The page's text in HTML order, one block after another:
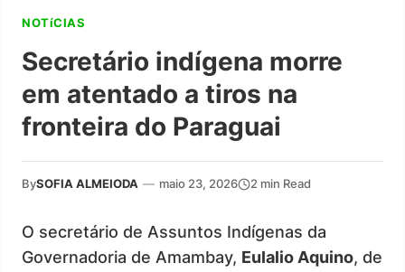
NOTíCIAS
Secretário indígena morre
em atentado a tiros na
fronteira do Paraguai
BySOFIA ALMEIODA — maio 23, 2026 2 min Read
O secretário de Assuntos Indígenas da
Governadoria de Amambay, Eulalio Aquino, de